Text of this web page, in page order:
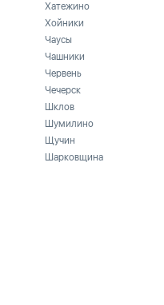
Хатежино
Хойники
Чаусы
Чашники
Червень
Чечерск
Шклов
Шумилино
Щучин
Шарковщина